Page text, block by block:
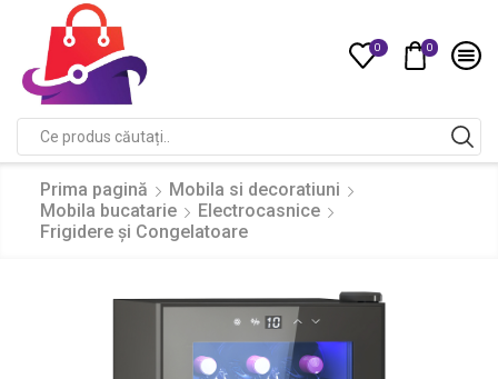
0 0
input
Prima pagină
Mobila si decoratiuni
Mobila bucatarie
Electrocasnice
Frigidere și Congelatoare